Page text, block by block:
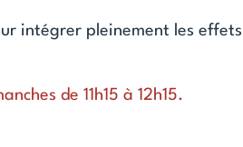
intégrer pleinement les
de 11h15 à 12h15.